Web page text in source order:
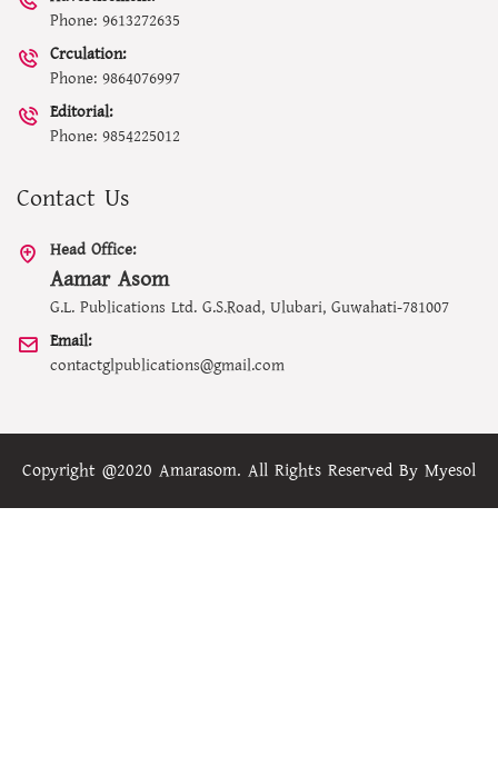
Phone: 9613272635
Crculation:
Phone: 9864076997
Editorial:
Phone: 9854225012
Contact Us
Head Office:
Aamar Asom
G.L. Publications Ltd. G.S.Road, Ulubari, Guwahati-781007
Email:
contactglpublications@gmail.com
Copyright @2020 Amarasom. All Rights Reserved By Myesol